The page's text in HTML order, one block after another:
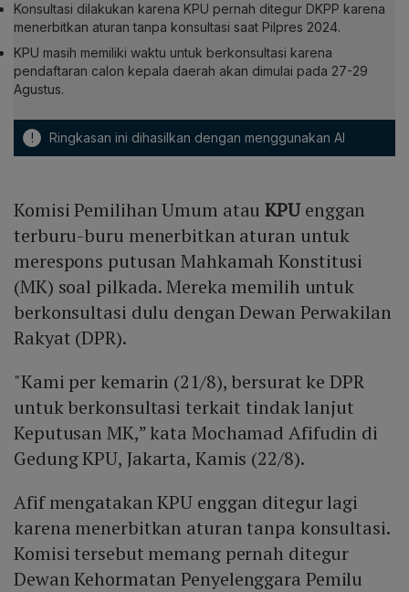
Konsultasi dilakukan karena KPU pernah ditegur DKPP karena
menerbitkan aturan tanpa konsultasi saat Pilpres 2024.
KPU masih memiliki waktu untuk berkonsultasi karena
pendaftaran calon kepala daerah akan dimulai pada 27-29
Agustus.
! Ringkasan ini dihasilkan dengan menggunakan AI
Komisi Pemilihan Umum atauKPUenggan
terburu-buru menerbitkan aturan untuk
merespons putusan Mahkamah Konstitusi
(MK) soal pilkada. Mereka memilih untuk
berkonsultasi dulu dengan Dewan Perwakilan
Rakyat (DPR).
"Kami per kemarin (21/8), bersurat ke DPR
untuk berkonsultasi terkait tindak lanjut
Keputusan MK,” kata Mochamad Afifudin di
Gedung KPU, Jakarta, Kamis (22/8).
Afif mengatakan KPU enggan ditegur lagi
karena menerbitkan aturan tanpa konsultasi.
Komisi tersebut memang pernah ditegur
Dewan Kehormatan Penyelenggara Pemilu